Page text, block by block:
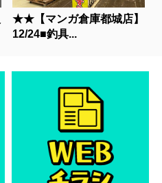
★★【マンガ倉庫都城店】
12/24■釣具...